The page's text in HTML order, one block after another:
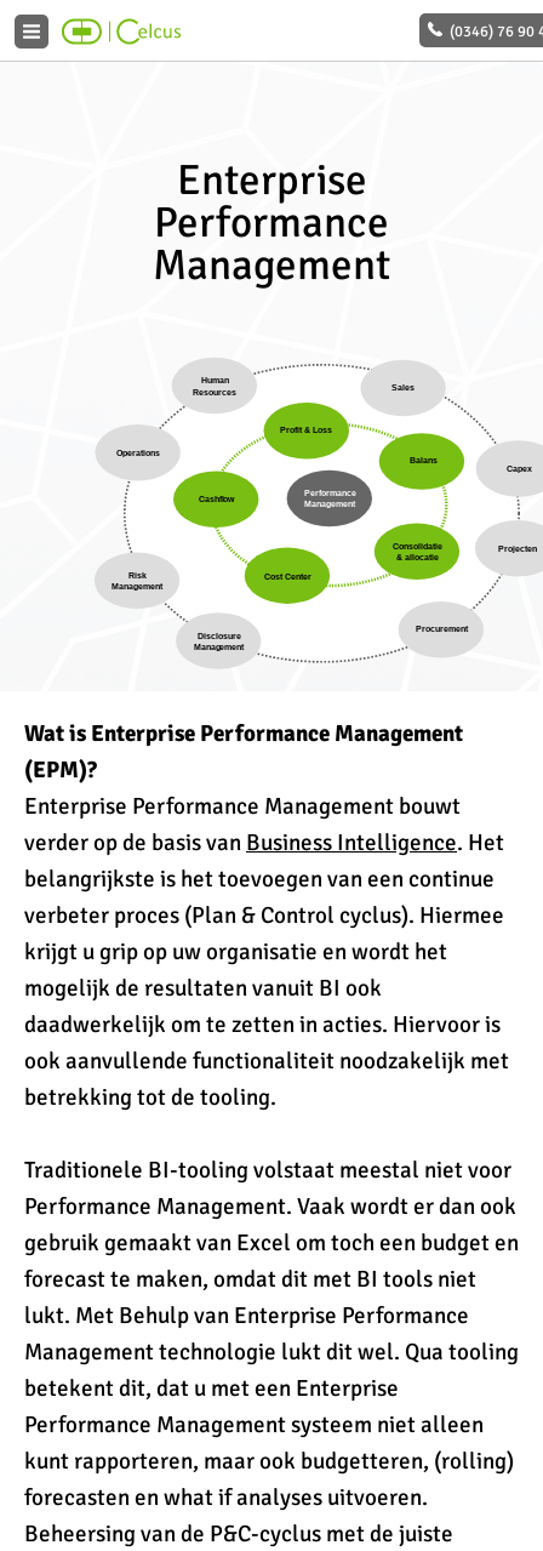
(0346) 76 90
Enterprise
Performance
Management
Wat is Enterprise Performance Management
(EPM)?
Enterprise Performance Management bouwt
verder op de basis van Business Intelligence. Het
belangrijkste is het toevoegen van een continue
verbeter proces (Plan & Control cyclus). Hiermee
krijgt u grip op uw organisatie en wordt het
mogelijk de resultaten vanuit BI ook
daadwerkelijk om te zetten in acties. Hiervoor is
ook aanvullende functionaliteit noodzakelijk met
betrekking tot de tooling.
Traditionele BI-tooling volstaat meestal niet voor
Performance Management. Vaak wordt er dan ook
gebruik gemaakt van Excel om toch een budget en
forecast te maken, omdat dit met BI tools niet
lukt. Met Behulp van Enterprise Performance
Management technologie lukt dit wel. Qua tooling
betekent dit, dat u met een Enterprise
Performance Management systeem niet alleen
kunt rapporteren, maar ook budgetteren, (rolling)
forecasten en what if analyses uitvoeren.
Beheersing van de P&C-cyclus met de juiste